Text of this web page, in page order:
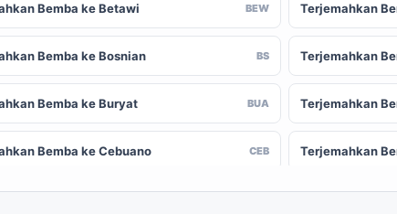
Bemba ke Betawi BEW Terjemahkan
Bemba ke Bosnian BS Terjemahkan
Bemba ke Buryat BUA Terjemahkan
Bemba ke Cebuano CEB Terjemahkan